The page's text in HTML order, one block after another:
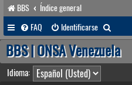
BBS
Índice general
FAQ
Identificarse
u
s
BBS | ONSA Venezuela
Idioma: